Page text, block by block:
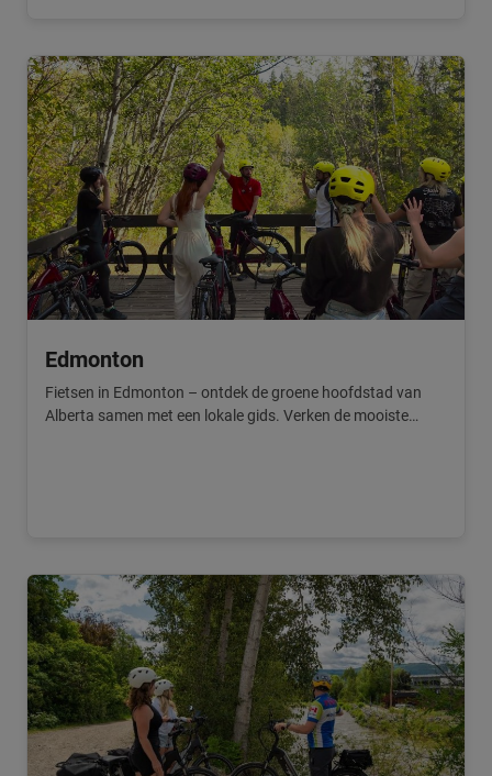
Edmonton
Fietsen in Edmonton – ontdek de groene hoofdstad van
Alberta samen met een lokale gids. Verken de mooiste